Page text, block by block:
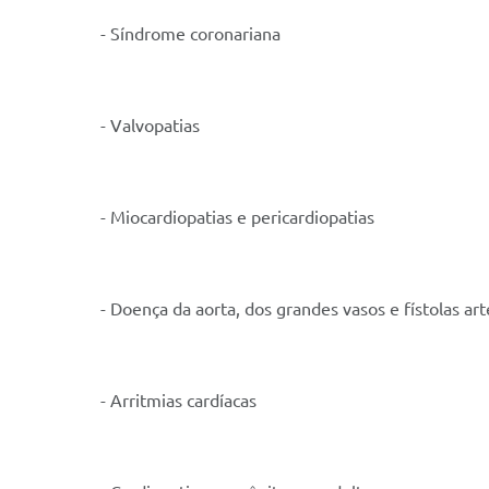
- Síndrome coronariana
- Valvopatias
- Miocardiopatias e pericardiopatias
- Doença da aorta, dos grandes vasos e fístolas
- Arritmias cardíacas